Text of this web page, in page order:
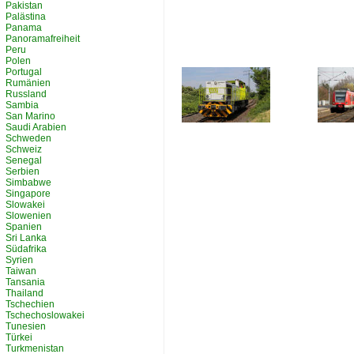
Pakistan
Palästina
Panama
Panoramafreiheit
Peru
Polen
Portugal
Rumänien
Russland
Sambia
San Marino
Saudi Arabien
Schweden
Schweiz
Senegal
Serbien
Simbabwe
Singapore
Slowakei
Slowenien
Spanien
Sri Lanka
Südafrika
Syrien
Taiwan
Tansania
Thailand
Tschechien
Tschechoslowakei
Tunesien
Türkei
Turkmenistan